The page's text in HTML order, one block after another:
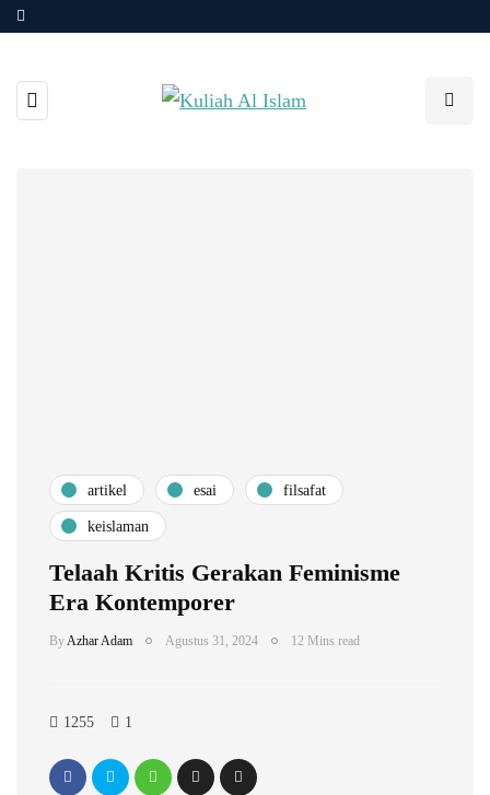
artikel esai filsafat
keislaman
Telaah Kritis Gerakan Feminisme
Era Kontemporer
ByAzhar Adam Agustus 31, 2024 12 Mins read
1255 1